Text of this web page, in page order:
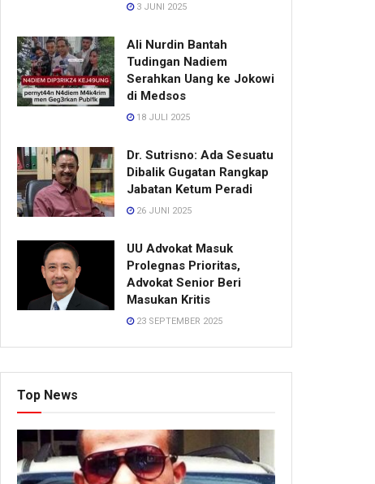
3 JUNI 2025
Ali Nurdin Bantah
Tudingan Nadiem
Serahkan Uang ke Jokowi
di Medsos
18 JULI 2025
Dr. Sutrisno: Ada Sesuatu
Dibalik Gugatan Rangkap
Jabatan Ketum Peradi
26 JUNI 2025
UU Advokat Masuk
Prolegnas Prioritas,
Advokat Senior Beri
Masukan Kritis
23 SEPTEMBER 2025
Top News